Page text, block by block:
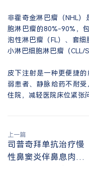
非霍奇金淋巴瘤（NHL）
胞淋巴瘤的80%-90%，
泡性淋巴瘤（FL）、套
小淋巴细胞淋巴瘤（CLL/
皮下注射是一种更便捷
弱患者、静脉给药不耐
住院，减轻医院床位紧张
上一篇
司普奇拜单抗治疗慢
性鼻窦炎伴鼻息肉的